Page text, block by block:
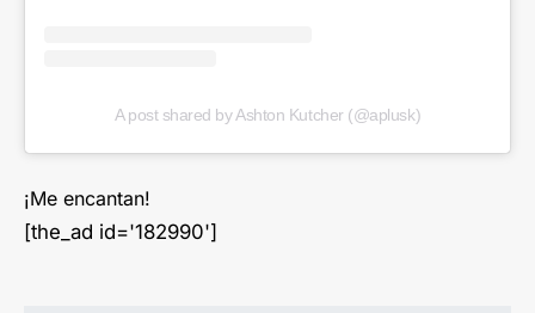
A post shared by Ashton Kutcher (@aplusk)
¡Me encantan!
[the_ad id='182990']